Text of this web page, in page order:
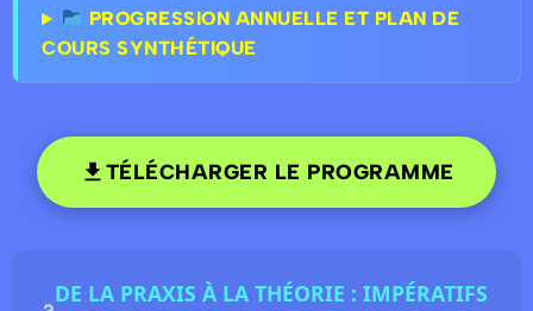
PROGRESSION ANNUELLE ET PLAN DE
COURS SYNTHÉTIQUE
TÉLÉCHARGER LE PROGRAMME
DE LA PRAXIS À LA THÉORIE : IMPÉRATIFS